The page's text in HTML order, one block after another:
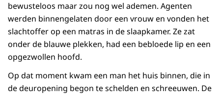
bewusteloos maar zou nog wel ademen. Agenten
werden binnengelaten door een vrouw en vonden het
slachtoffer op een matras in de slaapkamer. Ze zat
onder de blauwe plekken, had een bebloede lip en een
opgezwollen hoofd.
Op dat moment kwam een man het huis binnen, die in
de deuropening begon te schelden en schreeuwen. De